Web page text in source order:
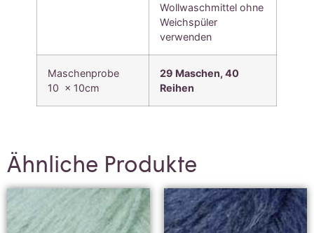
Wollwaschmittel ohne
Weichspüler
verwenden
Maschenprobe
10 x 10cm
29 Maschen, 40
Reihen
Ähnliche Produkte